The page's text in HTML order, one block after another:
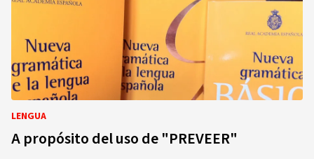
LENGUA
A propósito del uso de "PREVEER"